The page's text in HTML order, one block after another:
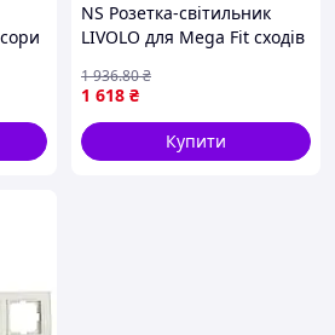
Q
NS Розетка-світильник
LIVOLO для Mega Fit сходів
0.35Вт, сіра, скляна рамка
Nes22/Q
1 618 ₴
1 936.80₴
Купити